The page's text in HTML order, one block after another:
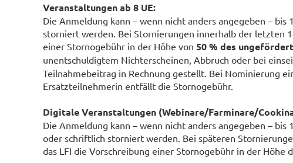
Veranstaltungen ab 8 UE:
Die Anmeldung kann – wenn nicht anders angegeben –
storniert werden. Bei Stornierungen innerhalb der letzten
einer Stornogebühr in der Höhe von 50 % des
unentschuldigtem Nichterscheinen, Abbruch oder bei
Teilnahmebeitrag in Rechnung gestellt. Bei Nominierung
Ersatzteilnehmerin entfällt die Stornogebühr.
Digitale Veranstaltungen (Webinare/Farminare/
Die Anmeldung kann – wenn nicht anders angegeben – bis
oder schriftlich storniert werden. Bei späteren
das LFI die Vorschreibung einer Stornogebühr in der Höhe